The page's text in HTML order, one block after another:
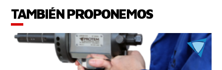
TAMBIÉN PROPONEMOS